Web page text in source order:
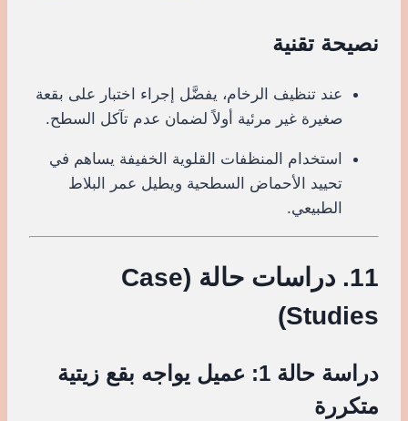
نصيحة تقنية
عند تنظيف الرخام، يفضَّل إجراء اختبار على بقعة
صغيرة غير مرئية أولاً لضمان عدم تآكل السطح.
استخدام المنظفات القلوية الخفيفة يساهم في
تحييد الأحماض السطحية ويطيل عمر البلاط
الطبيعي.
11. دراسات حالة (Case
Studies)
دراسة حالة 1: عميل يواجه بقع زيتية
متكررة